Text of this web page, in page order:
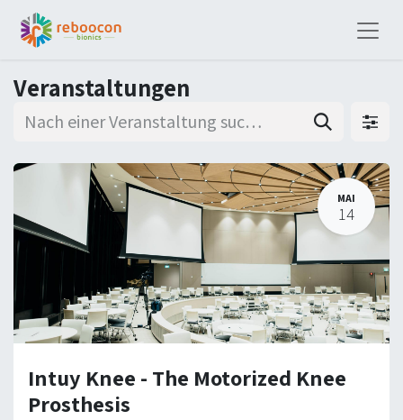
Veranstaltungen
MAI
14
Intuy Knee - The Motorized Knee
Prosthesis